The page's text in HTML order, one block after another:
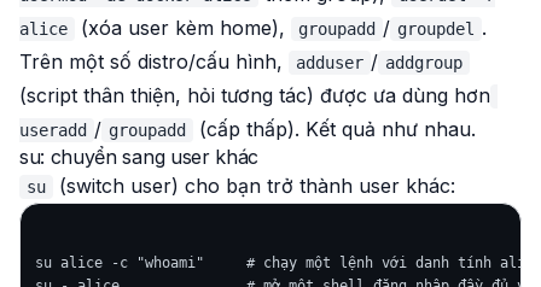
alice
(xóa user kèm home), groupadd / groupdel
.
Trên một số distro/cấu hình,
adduser / addgroup
(script thân thiện, hỏi tương tác) được ưa dùng hơn
useradd / groupadd
(cấp thấp). Kết quả như nhau.
su: chuyển sang user khác
su (switch user) cho bạn trở thành user khác:
su alice -c "whoami"     # chạy một lệnh với danh tính alice